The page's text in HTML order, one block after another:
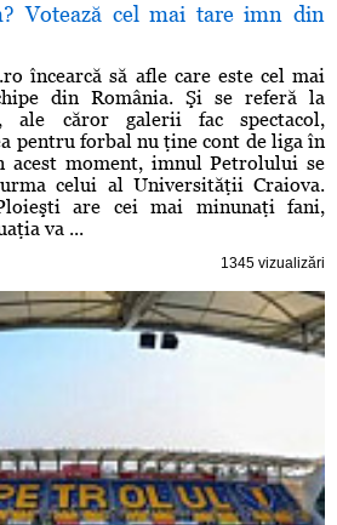
Votează cel mai tare imn din
încearcă să afle care este cel mai
din România. Şi se referă la
ale căror galerii fac spectacol,
pentru forbal nu ţine cont de liga în
acest moment, imnul Petrolului se
celui al Universităţii Craiova.
are cei mai minunaţi fani,
va ...
1345 vizualizări